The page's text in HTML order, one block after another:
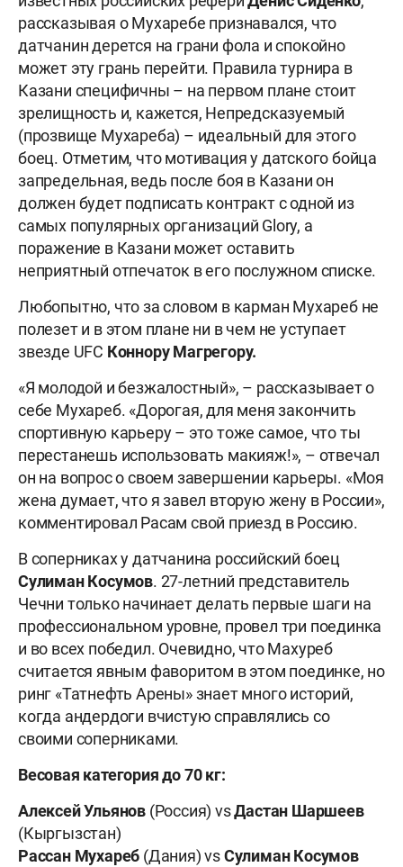
рассказывая о Мухаребе признавался, что
датчанин дерется на грани фола и спокойно
может эту грань перейти. Правила турнира в
Казани специфичны – на первом плане стоит
зрелищность и, кажется, Непредсказуемый
(прозвище Мухареба) – идеальный для этого
боец. Отметим, что мотивация у датского бойца
запредельная, ведь после боя в Казани он
должен будет подписать контракт с одной из
самых популярных организаций Glory, а
поражение в Казани может оставить
неприятный отпечаток в его послужном списке.
Любопытно, что за словом в карман Мухареб не
полезет и в этом плане ни в чем не уступает
звезде UFC Коннору Магрегору.
«Я молодой и безжалостный», – рассказывает о
себе Мухареб. «Дорогая, для меня закончить
спортивную карьеру – это тоже самое, что ты
перестанешь использовать макияж!», – отвечал
он на вопрос о своем завершении карьеры. «Моя
жена думает, что я завел вторую жену в России»,
комментировал Расам свой приезд в Россию.
В соперниках у датчанина российский боец
Сулиман Косумов. 27-летний представитель
Чечни только начинает делать первые шаги на
профессиональном уровне, провел три поединка
и во всех победил. Очевидно, что Махуреб
считается явным фаворитом в этом поединке, но
ринг «Татнефть Арены» знает много историй,
когда андердоги вчистую справлялись со
своими соперниками.
Весовая категория до 70 кг:
Алексей Ульянов (Россия) vsДастан Шаршеев
(Кыргызстан)
Рассан Мухареб (Дания) vsСулиман Косумов